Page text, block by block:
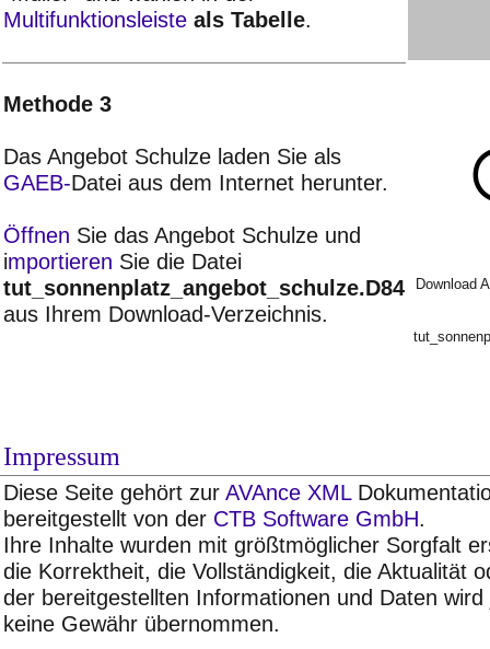
Multifunktionsleiste als Tabelle.
Methode 3
Das Angebot Schulze laden Sie als
GAEB-Datei aus dem Internet herunter.
Öffnen Sie das Angebot Schulze und
importieren Sie die Datei
tut_sonnenplatz_angebot_schulze.D84
aus Ihrem Download-Verzeichnis.
Download
Impressum
Diese Seite gehört zur AVAnce XML
bereitgestellt von der CTB Software GmbH.
Ihre Inhalte wurden mit größtmöglicher Sorgfalt
die Korrektheit, die Vollständigkeit, die Aktualität
der bereitgestellten Informationen und Daten wird
keine Gewähr übernommen.